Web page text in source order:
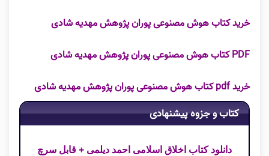
خرید کتاب هوش مصنوعی پوران پژوهش مهدیه شادی
PDF کتاب هوش مصنوعی پوران پژوهش مهدیه شادی
خرید pdf کتاب هوش مصنوعی پوران پژوهش مهدیه شادی
کتاب و جزوه پیشنهادی
دانلود کتاب اخلاق اسلامی احمد دیلمی + قابل سرچ